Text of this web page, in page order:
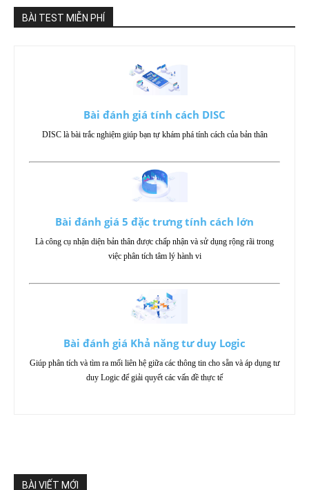
BÀI TEST MIỄN PHÍ
Bài đánh giá tính cách DISC
DISC là bài trắc nghiệm giúp bạn tự khám phá tính cách của bản thân
Bài đánh giá 5 đặc trưng tính cách lớn
Là công cụ nhận diện bản thân được chấp nhận và sử dụng rộng rãi trong
việc phân tích tâm lý hành vi
Bài đánh giá Khả năng tư duy Logic
Giúp phân tích và tìm ra mối liên hệ giữa các thông tin cho sẵn và áp dụng tư
duy Logic để giải quyết các vấn đề thực tế
BÀI VIẾT MỚI